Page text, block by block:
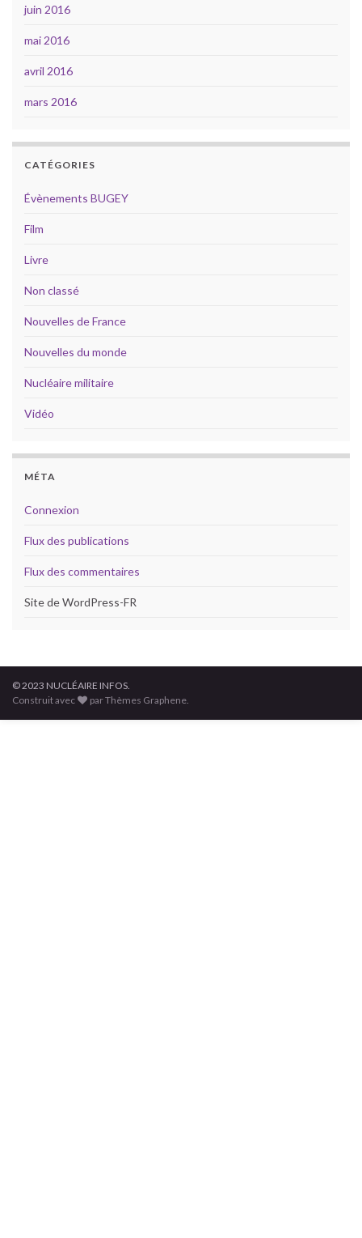
juin 2016
mai 2016
avril 2016
mars 2016
CATÉGORIES
Évènements BUGEY
Film
Livre
Non classé
Nouvelles de France
Nouvelles du monde
Nucléaire militaire
Vidéo
MÉTA
Connexion
Flux des publications
Flux des commentaires
Site de WordPress-FR
© 2023 NUCLÉAIRE INFOS.
Construit avec
par Thèmes Graphene.